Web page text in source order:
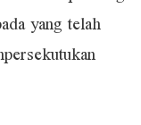
yang telah